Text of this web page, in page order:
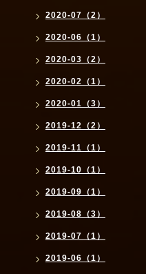
2020-07（2）
2020-06（1）
2020-03（2）
2020-02（1）
2020-01（3）
2019-12（2）
2019-11（1）
2019-10（1）
2019-09（1）
2019-08（3）
2019-07（1）
2019-06（1）